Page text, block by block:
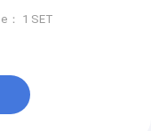
： 1 SET